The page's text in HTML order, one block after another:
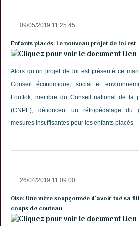
09/05/2019 11:25:45
Enfants placés: Le nouveau projet de loi
Alors qu’un projet de loi est présenté ce
Conseil économique, social et
Louffok, membre du Conseil national de la
(CNPE), dénoncent un rétropédalage du
mesures insuffisantes pour les enfants placés
26/04/2019 11:09:00
Oise: Une mère soupçonnée d’avoir tué sa
coups de couteau